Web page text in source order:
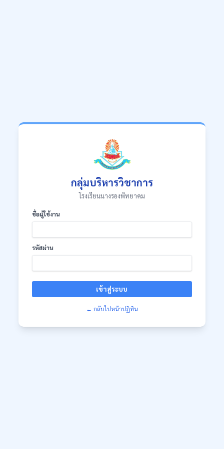
กลุ่มบริหารวิชาการ
โรงเรียนนางรองพิทยาคม
ชื่อผู้ใช้งาน
รหัสผ่าน
เข้าสู่ระบบ
← กลับไปหน้าปฏิทิน